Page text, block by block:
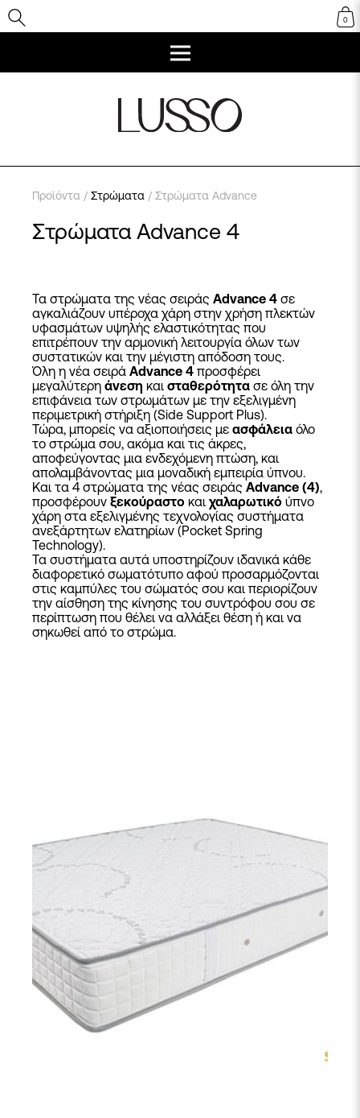
0
Προϊόντα / Στρώματα / Στρώματα Advance
Στρώματα Advance 4
Τα στρώματα της νέας σειράς Advance 4 σε
αγκαλιάζουν υπέροχα χάρη στην χρήση πλεκτών
υφασμάτων υψηλής ελαστικότητας που
επιτρέπουν την αρμονική λειτουργία όλων των
συστατικών και την μέγιστη απόδοση τους.
Όλη η νέα σειρά Advance 4 προσφέρει
μεγαλύτερη άνεση και σταθερότητα σε όλη την
επιφάνεια των στρωμάτων με την εξελιγμένη
περιμετρική στήριξη (Side Support Plus).
Τώρα, μπορείς να αξιοποιήσεις με ασφάλεια όλο
το στρώμα σου, ακόμα και τις άκρες,
αποφεύγοντας μια ενδεχόμενη πτώση, και
απολαμβάνοντας μια μοναδική εμπειρία ύπνου.
Και τα 4 στρώματα της νέας σειράς Advance (4),
προσφέρουν ξεκούραστο και χαλαρωτικό ύπνο
χάρη στα εξελιγμένης τεχνολογίας συστήματα
ανεξάρτητων ελατηρίων (Pocket Spring
Technology).
Τα συστήματα αυτά υποστηρίζουν ιδανικά κάθε
διαφορετικό σωματότυπο αφού προσαρμόζονται
στις καμπύλες του σώματός σου και περιορίζουν
την αίσθηση της κίνησης του συντρόφου σου σε
περίπτωση που θέλει να αλλάξει θέση ή και να
σηκωθεί από το στρώμα.